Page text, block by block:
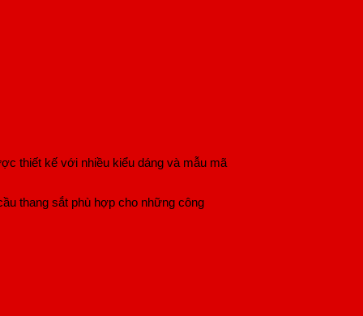
thiết kế với nhiều kiểu dáng và mẫu mã
thang sắt phù hợp cho những công